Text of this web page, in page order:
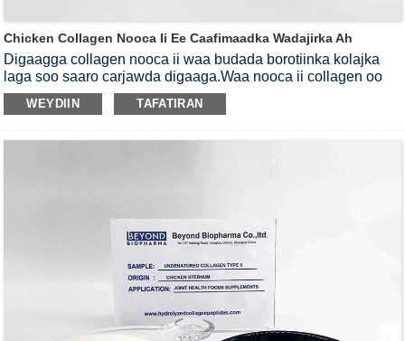
Chicken Collagen Nooca Ii Ee Caafimaadka Wadajirka Ah
Digaagga collagen nooca ii waa budada borotiinka kolajka
laga soo saaro carjawda digaaga.Waa nooca ii collagen oo
ay ku jiraan maadooyin qani ah oo Mucopolysaccharides
ah.Chicken collagen nooca ii waa midab cad ilaa huruud ah
si dhakhso leh ugu milmo biyaha oo ku habboon soo saarista
WEYDIIN TAFATIRAN